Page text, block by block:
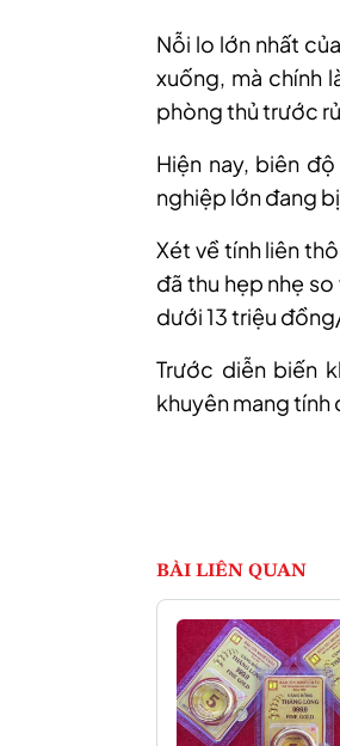
Nỗi lo lớn nhất
xuống, mà chính
phòng thủ trước
Hiện nay, biên
nghiệp lớn đang
Xét về tính liên
đã thu hẹp nhẹ
dưới 13 triệu
Trước diễn biến
khuyên mang tính
BÀI LIÊN QUAN